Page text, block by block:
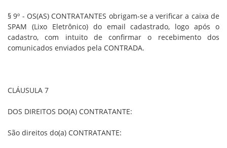
§ 9º - OS(AS) CONTRATANTES obrigam-se a verificar a caixa de
SPAM (Lixo Eletrônico) do email cadastrado, logo após o
cadastro, com intuito de confirmar o recebimento dos
comunicados enviados pela CONTRADA.
CLÁUSULA 7
DOS DIREITOS DO(A) CONTRATANTE:
São direitos do(a) CONTRATANTE: